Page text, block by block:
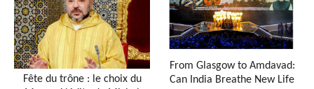
Fête du trône : le choix du
From Glasgow to Amdavad:
Can India Breathe New Life